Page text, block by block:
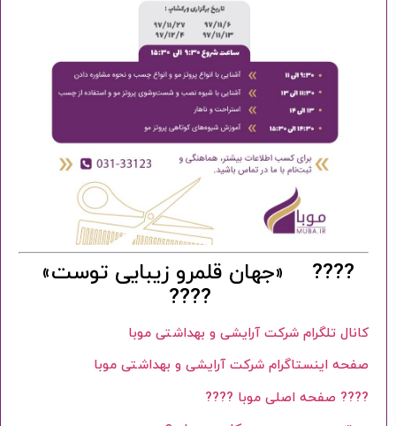
???? «جهان قلمرو زیبایی توست»
????
کانال تلگرام شرکت آرایشی و بهداشتی موبا
صفحه اینستاگرام شرکت آرایشی و بهداشتی موبا
???? صفحه اصلی موبا ????